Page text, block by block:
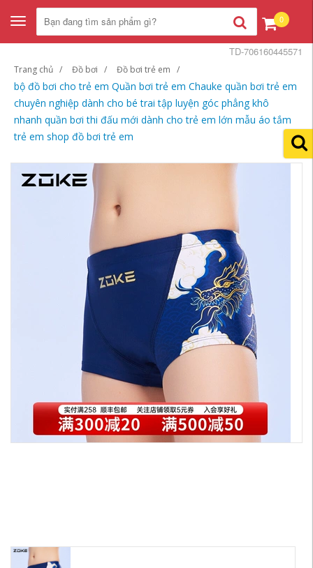
Toggle
navigation
0
Trang chủ Đồ bơi Đồ bơi trẻ em
bộ đồ bơi cho trẻ em Quần bơi trẻ em Chauke quần bơi trẻ em
chuyên nghiệp dành cho bé trai tập luyện góc phẳng khô
nhanh quần bơi thi đấu mới dành cho trẻ em lớn mẫu áo tắm
trẻ em shop đồ bơi trẻ em
TD-706160445571